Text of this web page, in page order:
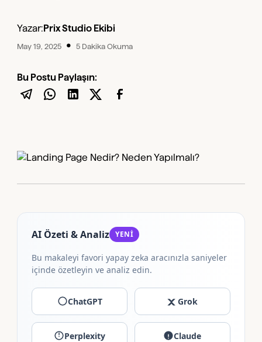
Yazar: Prix Studio Ekibi
May 19, 2025 • 5 Dakika Okuma
Bu Postu Paylaşın:
AI Özeti & Analiz YENİ
Bu makaleyi favori yapay zeka aracınızla saniyeler
içinde özetleyin ve analiz edin.
ChatGPT Grok
Perplexity Claude